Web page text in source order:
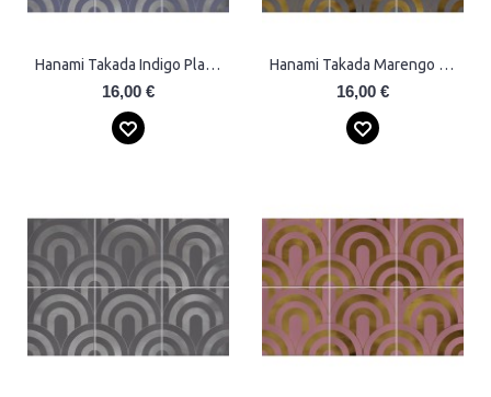
Hanami Takada Indigo Plata Plytelės
16,00 €
Hanami Takada Marengo Oro Plytelės
16,00 €